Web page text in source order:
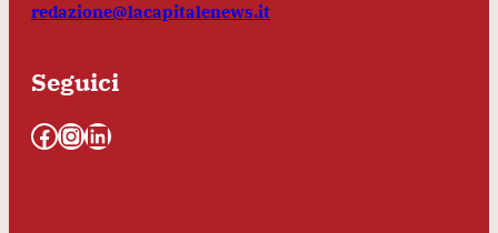
redazione@lacapitalenews.it
Seguici
Facebook InstagramLinkedIn